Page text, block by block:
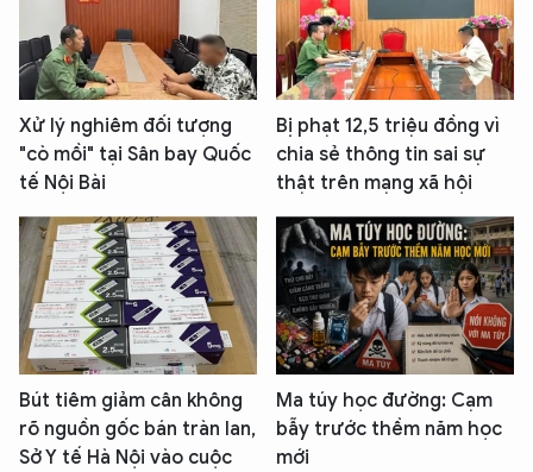
Xử lý nghiêm đối tượng
"cò mồi" tại Sân bay Quốc
tế Nội Bài
Bị phạt 12,5 triệu đồng vì
chia sẻ thông tin sai sự
thật trên mạng xã hội
Bút tiêm giảm cân không
rõ nguồn gốc bán tràn lan,
Sở Y tế Hà Nội vào cuộc
Ma túy học đường: Cạm
bẫy trước thềm năm học
mới